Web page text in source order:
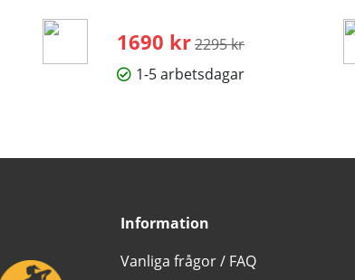
1690 kr Ordinarie pris:
2295 kr
1-5 arbetsdagar
Information
Vanliga frågor / FAQ